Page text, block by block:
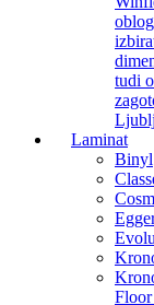
tudi
Laminat
Binyl